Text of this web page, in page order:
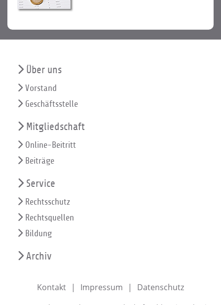
Über uns
Vorstand
Geschäftsstelle
Mitgliedschaft
Online-Beitritt
Beiträge
Service
Rechtsschutz
Rechtsquellen
Bildung
Archiv
Kontakt Impressum Datenschutz